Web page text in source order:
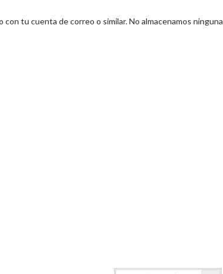
tu cuenta de correo o similar. No almacenamos ninguna